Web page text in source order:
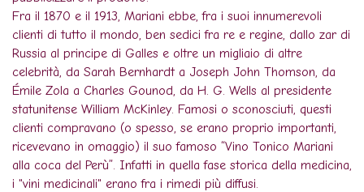
Fra il 1870 e il 1913, Mariani ebbe, fra i suoi innumerevoli
clienti di tutto il mondo, ben sedici fra re e regine, dallo zar di
Russia al principe di Galles e oltre un migliaio di altre
celebrità, da Sarah Bernhardt a Joseph John Thomson, da
Émile Zola a Charles Gounod, da H. G. Wells al presidente
statunitense William McKinley. Famosi o sconosciuti, questi
clienti compravano (o spesso, se erano proprio importanti,
ricevevano in omaggio) il suo famoso “Vino Tonico Mariani
alla coca del Perù”. Infatti in quella fase storica della medicina,
i "vini medicinali" erano fra i rimedi più diffusi.